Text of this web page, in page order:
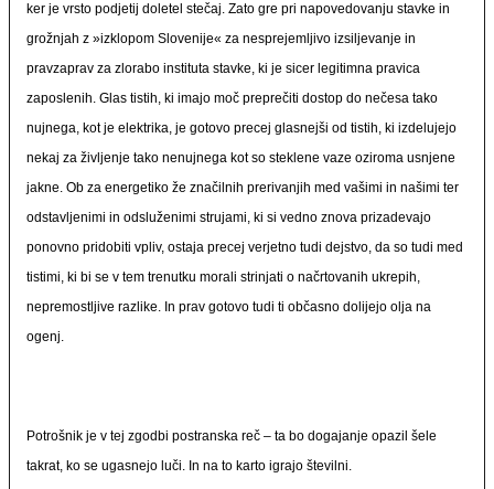
ker je vrsto podjetij doletel stečaj. Zato gre pri napovedovanju stavke in
grožnjah z »izklopom Slovenije« za nesprejemljivo izsiljevanje in
pravzaprav za zlorabo instituta stavke, ki je sicer legitimna pravica
zaposlenih. Glas tistih, ki imajo moč preprečiti dostop do nečesa tako
nujnega, kot je elektrika, je gotovo precej glasnejši od tistih, ki izdelujejo
nekaj za življenje tako nenujnega kot so steklene vaze oziroma usnjene
jakne. Ob za energetiko že značilnih prerivanjih med vašimi in našimi ter
odstavljenimi in odsluženimi strujami, ki si vedno znova prizadevajo
ponovno pridobiti vpliv, ostaja precej verjetno tudi dejstvo, da so tudi med
tistimi, ki bi se v tem trenutku morali strinjati o načrtovanih ukrepih,
nepremostljive razlike. In prav gotovo tudi ti občasno dolijejo olja na
ogenj.
Potrošnik je v tej zgodbi postranska reč – ta bo dogajanje opazil šele
takrat, ko se ugasnejo luči. In na to karto igrajo številni.